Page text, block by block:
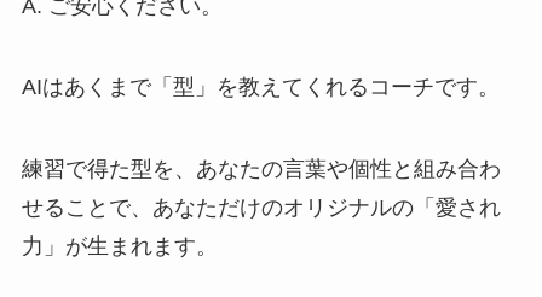
A. ご安心ください。
AIはあくまで「型」を教えてくれるコーチです。
練習で得た型を、あなたの言葉や個性と組み合わ
せることで、あなただけのオリジナルの「愛され
力」が生まれます。